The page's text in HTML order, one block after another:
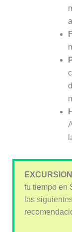
tu tiempo en
las